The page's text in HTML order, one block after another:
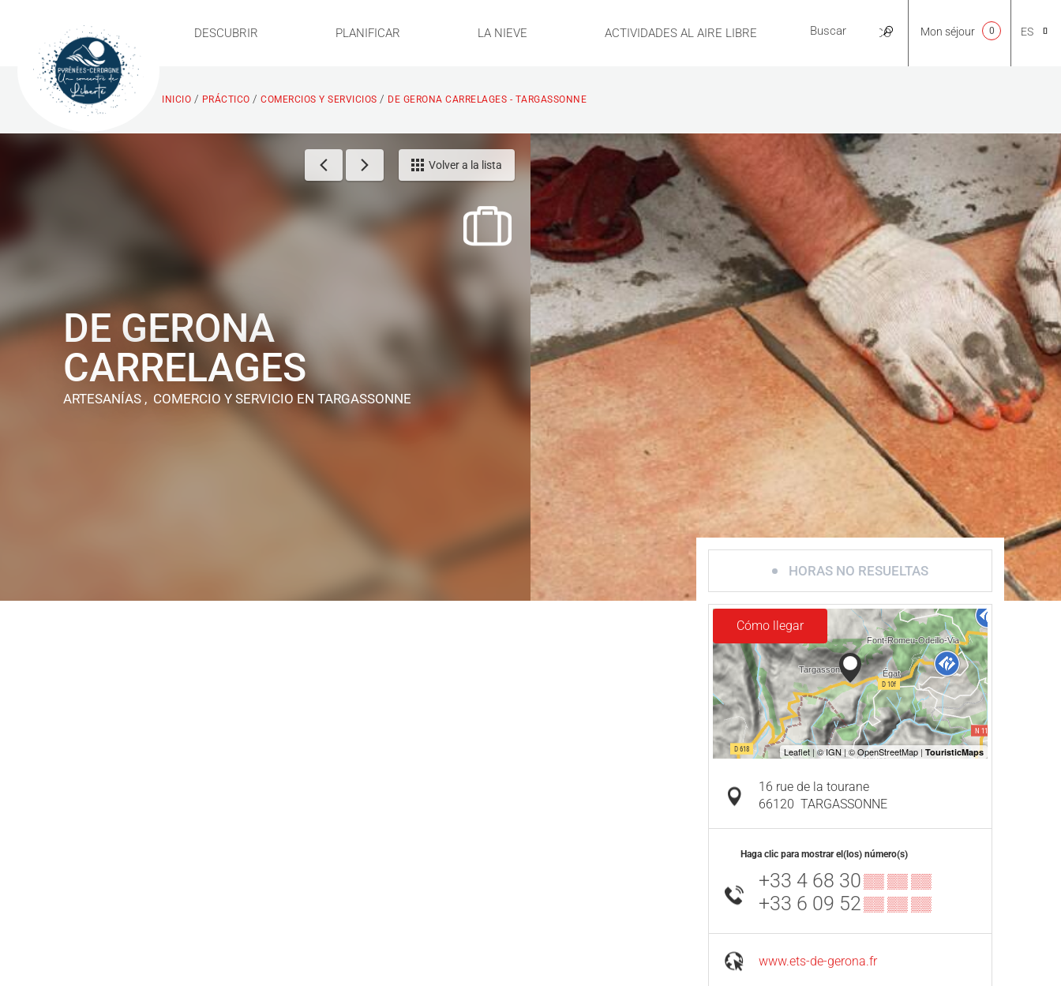
DESCUBRIR PLANIFICAR LA NIEVE ACTIVIDADES AL AIRE LIBRE PRÁCTICO
EN
FR
ES
Mon séjour 0
INICIO / PRÁCTICO / COMERCIOS Y SERVICIOS / DE GERONA CARRELAGES - TARGASSONNE
Volver a la lista
DE GERONA
CARRELAGES
ARTESANÍAS , COMERCIO Y SERVICIO EN TARGASSONNE
HORAS NO RESUELTAS
Cómo llegar
16 rue de la tourane
66120 TARGASSONNE
Haga clic para mostrar el(los) número(s)
+33 4 68 30▒▒ ▒▒ ▒▒
+33 6 09 52▒▒ ▒▒ ▒▒
www.ets-de-gerona.fr